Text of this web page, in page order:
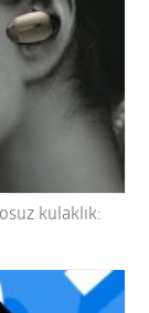
kulaklık: